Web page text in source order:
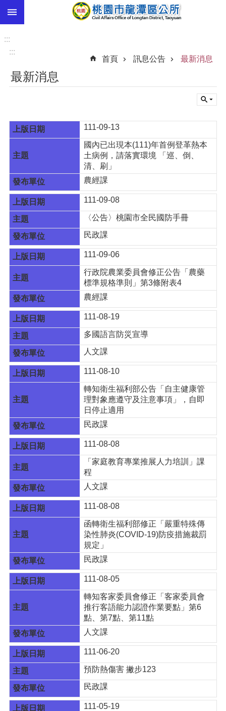
跳到主要內容區塊
進
階
區
紹
訊
息
公
告
生
活
民
資
訊
機
關
通
訊
錄
相
資
回
首
頁
站
導
覽
市
政
箱
見
答
桃
園
政
府
E
n
:::
:::
首頁
訊息公告 最新消息
最新消息
111-09-13
國內已出現本(111)年首例登革熱本
土病例，請落實環境 「巡、倒、
清、刷」
農經課
111-09-08
〈公告〉桃園市全民國防手冊
民政課
111-09-06
行政院農業委員會修正公告「農藥
標準規格準則」第3條附表4
農經課
111-08-19
多國語言防災宣導
人文課
111-08-10
轉知衛生福利部公告「自主健康管
理對象應遵守及注意事項」，自即
日停止適用
民政課
111-08-08
「家庭教育專業推展人力培訓」課
程
人文課
111-08-08
函轉衛生福利部修正「嚴重特殊傳
染性肺炎(COVID-19)防疫措施裁罰
規定」
民政課
111-08-05
轉知客家委員會修正「客家委員會
推行客語能力認證作業要點」第6
點、第7點、第11點
人文課
111-06-20
預防熱傷害 撇步123
民政課
111-05-19